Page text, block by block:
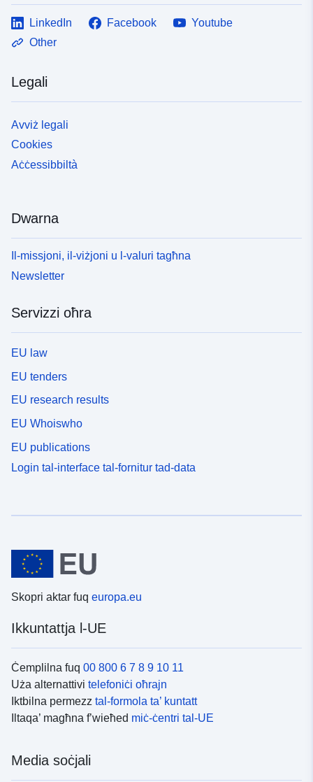
LinkedIn Facebook
Youtube
Other
Legali
Avviż legali
Cookies
Aċċessibbiltà
Dwarna
Il-missjoni, il-viżjoni u l-valuri tagħna
Newsletter
Servizzi oħra
EU law
EU tenders
EU research results
EU Whoiswho
EU publications
Login tal-interface tal-fornitur tad-data
Skopri aktar fuq europa.eu
Ikkuntattja l-UE
Ċemplilna fuq 00 800 6 7 8 9 10 11
Uża alternattivi telefoniċi oħrajn
Iktbilna permezz tal-formola ta’ kuntatt
Iltaqa’ magħna f’wieħed miċ-ċentri tal-UE
Media soċjali